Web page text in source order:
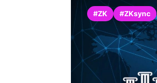
#ZK #ZKsync